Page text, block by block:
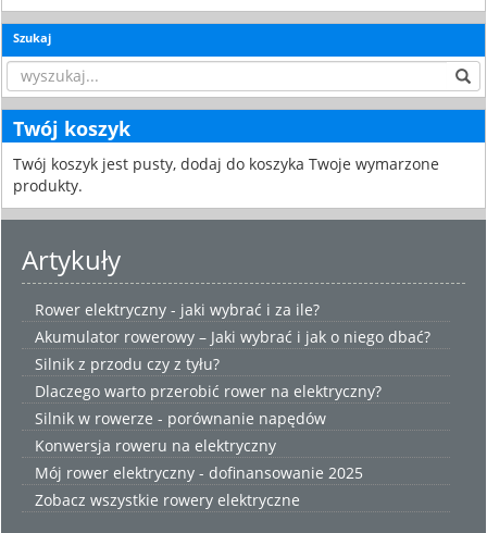
Szukaj
Twój koszyk
Twój koszyk jest pusty, dodaj do koszyka Twoje wymarzone
produkty.
Artykuły
Rower elektryczny - jaki wybrać i za ile?
Akumulator rowerowy – Jaki wybrać i jak o niego dbać?
Silnik z przodu czy z tyłu?
Dlaczego warto przerobić rower na elektryczny?
Silnik w rowerze - porównanie napędów
Konwersja roweru na elektryczny
Mój rower elektryczny - dofinansowanie 2025
Zobacz wszystkie rowery elektryczne